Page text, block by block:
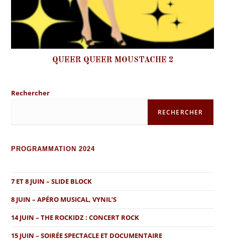
QUEER QUEER MOUSTACHE 2
Rechercher
RECHERCHER
PROGRAMMATION 2024
7 ET 8 JUIN – SLIDE BLOCK
8 JUIN – APÉRO MUSICAL, VYNIL’S
14 JUIN – THE ROCKIDZ : CONCERT ROCK
15 JUIN – SOIRÉE SPECTACLE ET DOCUMENTAIRE